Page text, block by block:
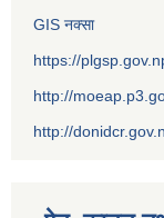
GIS नक्सा
https://
http://
http://